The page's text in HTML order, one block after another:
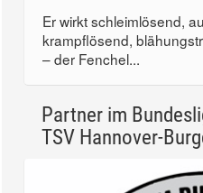
Er wirkt schleimlösend,
krampflösend,
– der Fenchel...
Partner im
TSV Hannover-